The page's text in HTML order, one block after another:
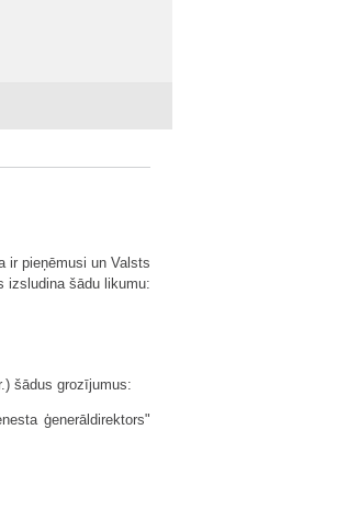
ir pieņēmusi un Valsts
izsludina šādu likumu:
šādus grozījumus:
ģenerāldirektors"